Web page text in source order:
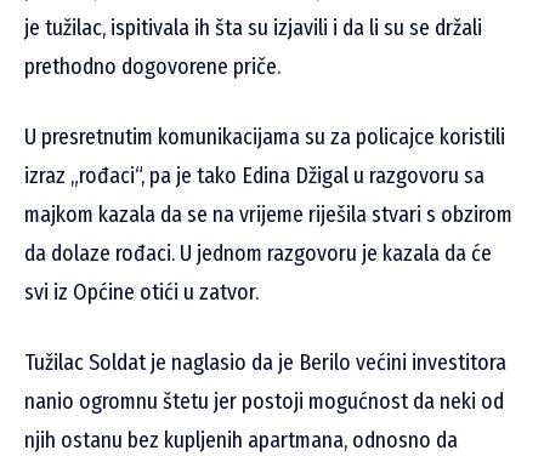
je tužilac, ispitivala ih šta su izjavili i da li su se držali
prethodno dogovorene priče.
U presretnutim komunikacijama su za policajce koristili
izraz „rođaci“, pa je tako Edina Džigal u razgovoru sa
majkom kazala da se na vrijeme riješila stvari s obzirom
da dolaze rođaci. U jednom razgovoru je kazala da će
svi iz Općine otići u zatvor.
Tužilac Soldat je naglasio da je Berilo većini investitora
nanio ogromnu štetu jer postoji mogućnost da neki od
njih ostanu bez kupljenih apartmana, odnosno da